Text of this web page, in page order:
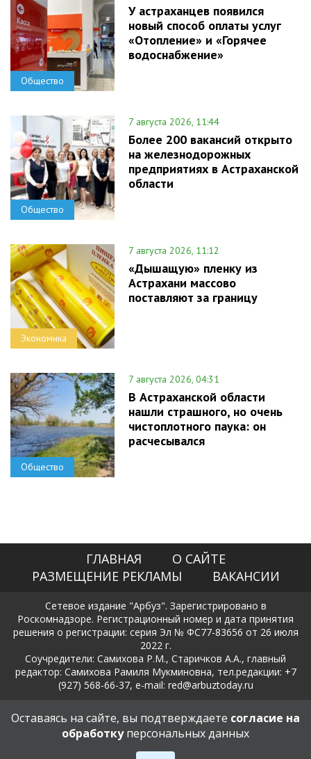
Общество
У астраханцев появился
новый способ оплаты услуг
«Отопление» и «Горячее
водоснабжение»
Общество
7 августа 2026, 11:44
Более 200 вакансий открыто
на железнодорожных
предприятиях в Астраханской
области
Экономика
7 августа 2026, 11:12
«Дышащую» пленку из
Астрахани массово
поставляют за границу
Общество
7 августа 2026, 04:31
В Астраханской области
нашли страшного, но очень
чистоплотного паука: он
расчесывался
ГЛАВНАЯ
О САЙТЕ
РАЗМЕЩЕНИЕ РЕКЛАМЫ
ВАКАНСИИ
Сетевое издание "Арбуз". Зарегистрировано в
Роскомнадзоре. Регистрационный номер и дата принятия
решения о регистрации: серия Эл № ФС77-83656 от 26 июля
2022 г.
Соучредители: Самихова Р.М., Старичков А.А., главный
редактор: Самихова Рамиля Мукминовна, тел.редакции: +7
(927) 568-66-37, e-mail: red@arbuztoday.ru
Политика в отношении обработки и защиты персональных
данных
18+
Оставаясь на сайте, вы подтверждаете согласие на
обработкуперсональных данных